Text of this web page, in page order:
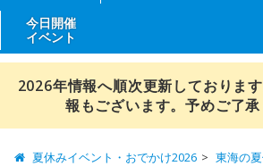
今日開催
イベント
2026年情報へ順次更新しておりま
報もございます。予めご了承
夏休みイベント・おでかけ2026 東海の